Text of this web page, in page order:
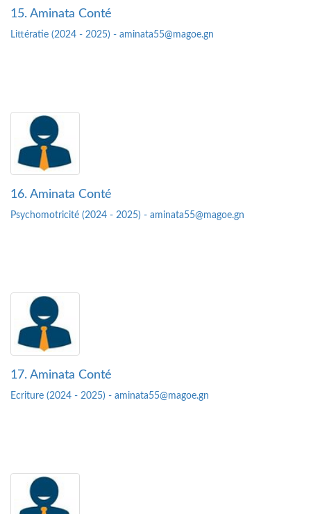
15. Aminata Conté
Littératie (2024 - 2025) - aminata55@magoe.gn
16. Aminata Conté
Psychomotricité (2024 - 2025) - aminata55@magoe.gn
17. Aminata Conté
Ecriture (2024 - 2025) - aminata55@magoe.gn